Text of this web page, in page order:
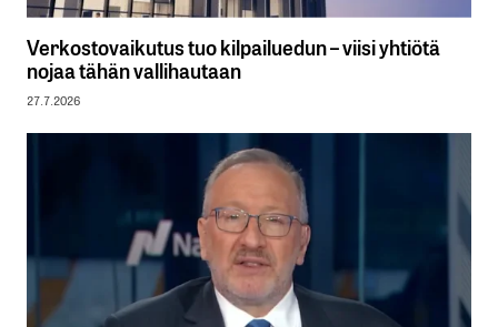
Verkostovaikutus tuo kilpailuedun – viisi yhtiötä
nojaa tähän vallihautaan
27.7.2026